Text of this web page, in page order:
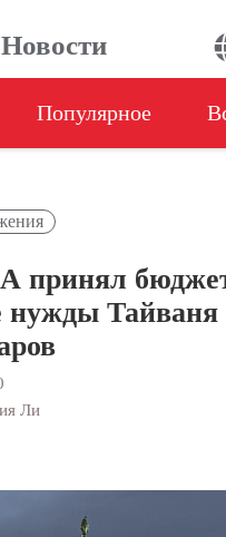
Новости
Популярное
принял
нужды Тайваня
Ли